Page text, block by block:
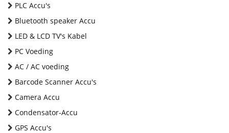
PLC Accu's
Bluetooth speaker Accu
LED & LCD TV's Kabel
PC Voeding
AC / AC voeding
Barcode Scanner Accu's
Camera Accu
Condensator-Accu
GPS Accu's